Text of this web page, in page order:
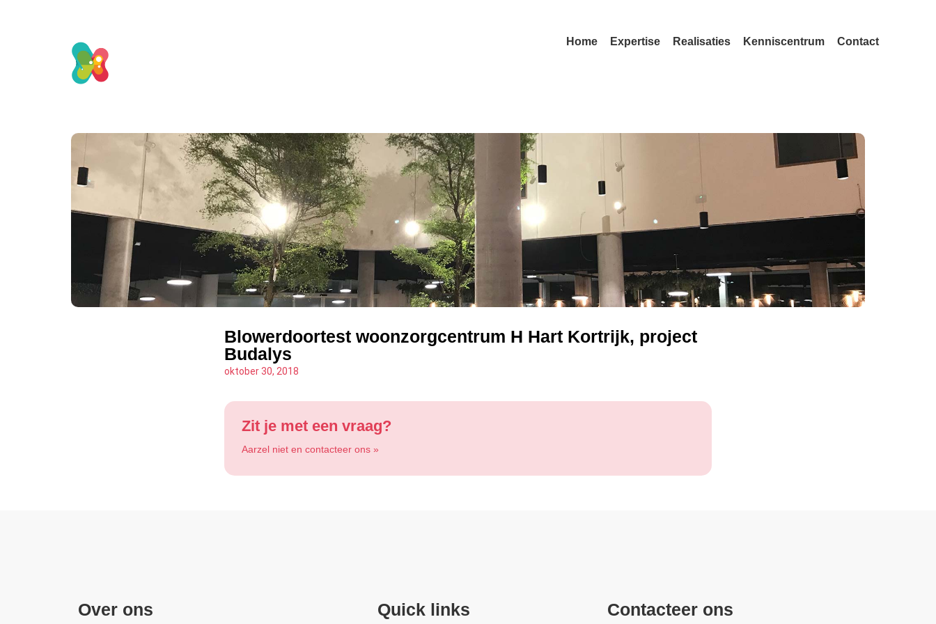
Home Expertise Realisaties Kenniscentrum Contact
Blowerdoortest woonzorgcentrum H Hart Kortrijk, project
Budalys
oktober 30, 2018
Zit je met een vraag?
Aarzel niet en contacteer ons »
Over ons Quick links Contacteer ons